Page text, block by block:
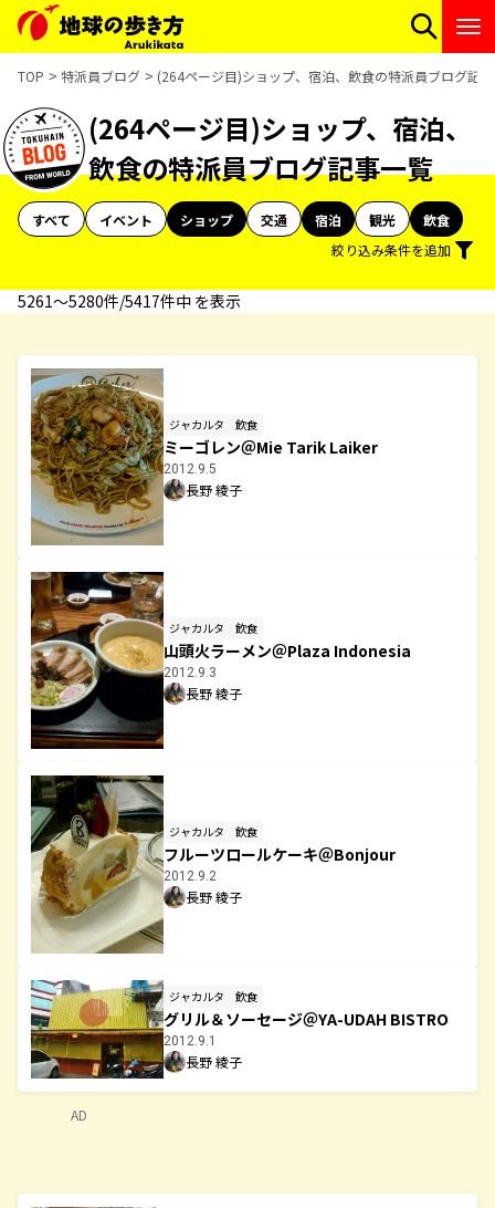
TOP 特派員ブログ (264ページ目)ショップ、宿泊、飲食の特派員ブログ記
(264ページ目)ショップ、宿泊、
飲食の特派員ブログ記事一覧
すべて イベント ショップ 交通 宿泊 観光
飲食
絞り込み条件を追加
5261〜5280件/5417件中 を表示
ジャカルタ 飲食
ミーゴレン＠Mie Tarik Laiker
2012.9.5
長野 綾子
ジャカルタ 飲食
山頭火ラーメン＠Plaza Indonesia
2012.9.3
長野 綾子
ジャカルタ 飲食
フルーツロールケーキ＠Bonjour
2012.9.2
長野 綾子
ジャカルタ 飲食
グリル＆ソーセージ＠YA-UDAH BISTRO
2012.9.1
長野 綾子
AD